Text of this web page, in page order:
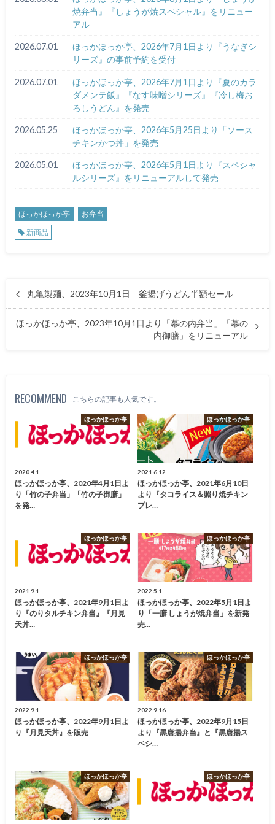
焼弁当』『しょうが焼スペシャル』をリニュー
アル
2026.07.01
ほっかほっか亭、2026年7月1日より『うなぎシ
リーズ』の事前予約を受付
2026.07.01
ほっかほっか亭、2026年7月1日より『夏のカラ
ダメンテ飯』『なす味噌シリーズ』『冷し梅お
ろしうどん』を発売
2026.05.25
ほっかほっか亭、2026年5月25日より「ソース
チキンかつ丼」を発売
2026.05.01
ほっかほっか亭、2026年5月1日より『スペシャ
ルシリーズ』をリニューアルして発売
ほっかほっか亭
お弁当
新商品
丸亀製麺、2023年10月1日 釜揚げうどん半額セール
ほっかほっか亭、2023年10月1日より「幕の内弁当」「幕の
内御膳」をリニューアル
RECOMMEND こちらの記事も人気です。
ほっかほっか亭
2020.4.1
ほっかほっか亭、2020年4月1日よ
り「竹の子弁当」「竹の子御膳」
を発…
ほっかほっか亭
2021.6.12
ほっかほっか亭、2021年6月10日
より『タコライス＆照り焼チキン
プレ…
ほっかほっか亭
2021.9.1
ほっかほっか亭、2021年9月1日よ
り『のりタルチキン弁当』『月見
天丼…
ほっかほっか亭
2022.5.1
ほっかほっか亭、2022年5月1日よ
り「一膳 しょうが焼弁当」を新発
売…
ほっかほっか亭
2022.9.1
ほっかほっか亭、2022年9月1日よ
り『月見天丼』を販売
ほっかほっか亭
2022.9.16
ほっかほっか亭、2022年9月15日
より『黒唐揚弁当』と『黒唐揚ス
ペシ…
ほっかほっか亭 ほっかほっか亭